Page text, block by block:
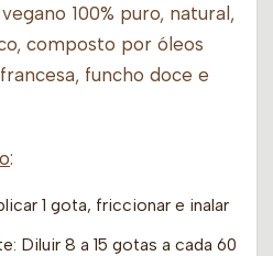
100% puro, natural,
composto por óleos
funcho doce e
:
1 gota, friccionar e inalar
Diluir 8 a 15 gotas a cada 60